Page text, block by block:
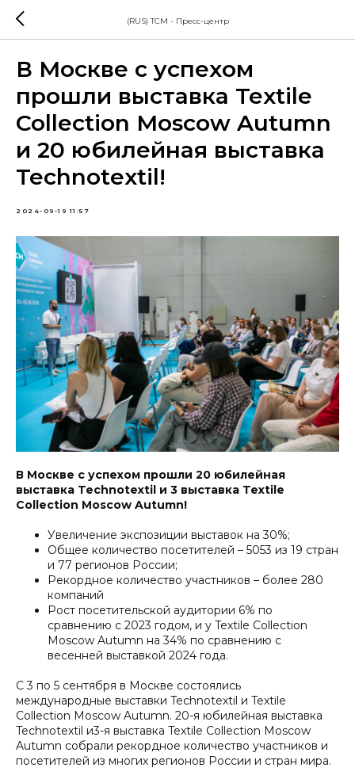
(RUS) TCM - Пресс-центр
В Москве с успехом
прошли выставка Textile
Collection Moscow Autumn
и 20 юбилейная выставка
Technotextil!
2024-09-19 11:57
В Москве с успехом прошли 20 юбилейная
выставка Technotextil и 3 выставка Textile
Collection Moscow Autumn!
Увеличение экспозиции выставок на 30%;
Общее количество посетителей – 5053 из 19 стран
и 77 регионов России;
Рекордное количество участников – более 280
компаний
Рост посетительской аудитории 6% по
сравнению с 2023 годом, и у Textile Collection
Moscow Autumn на 34% по сравнению с
весенней выставкой 2024 года.
С 3 по 5 сентября в Москве состоялись
международные выставки Technotextil и Textile
Collection Moscow Autumn. 20-я юбилейная выставка
Technotextil и3-я выставка Textile Collection Moscow
Autumn собрали рекордное количество участников и
посетителей из многих регионов России и стран мира.